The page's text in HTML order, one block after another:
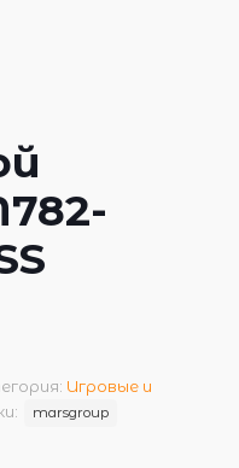
Игровые и
marsgroup